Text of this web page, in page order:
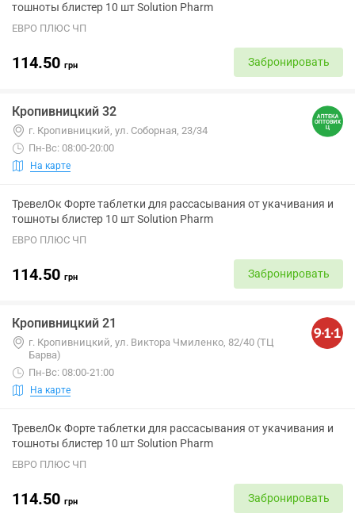
тошноты блистер 10 шт Solution Pharm
ЕВРО ПЛЮС ЧП
114.50 грн Забронировать
Кропивницкий 32
г. Кропивницкий, ул. Соборная, 23/34
Пн-Вс: 08:00-20:00
На карте
ТревелОк Форте таблетки для рассасывания от укачивания и
тошноты блистер 10 шт Solution Pharm
ЕВРО ПЛЮС ЧП
114.50 грн Забронировать
Кропивницкий 21
г. Кропивницкий, ул. Виктора Чмиленко, 82/40 (ТЦ
Барва)
Пн-Вс: 08:00-21:00
На карте
ТревелОк Форте таблетки для рассасывания от укачивания и
тошноты блистер 10 шт Solution Pharm
ЕВРО ПЛЮС ЧП
114.50 грн Забронировать